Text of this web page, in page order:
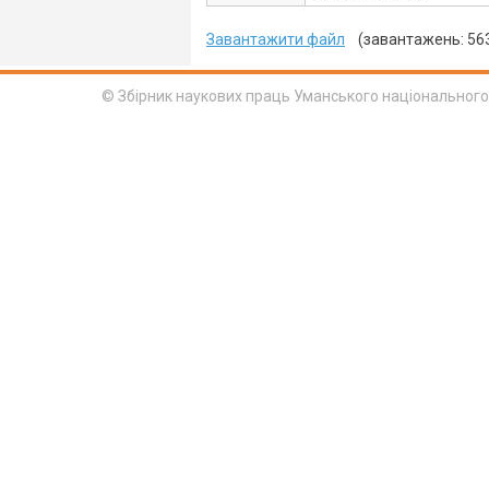
Завантажити файл (завантажень:
© Збірник наукових праць Уманського